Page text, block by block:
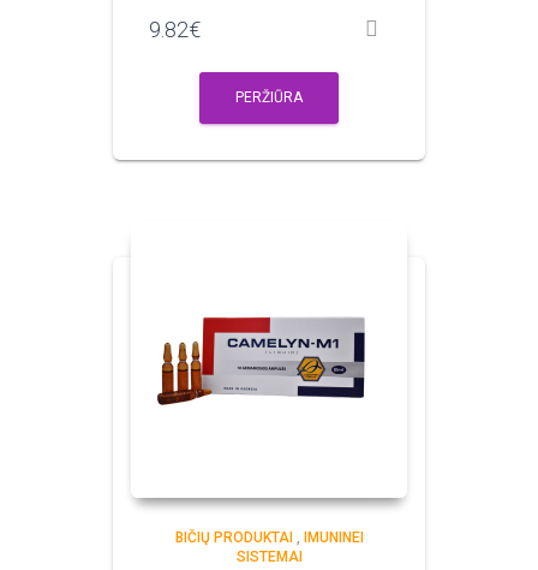
9.82€
PERŽIŪRA
BIČIŲ PRODUKTAI ,
IMUNINEI
SISTEMAI